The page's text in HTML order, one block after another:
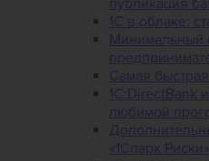
1С в облаке:
Минимальный
Самая
1С:DirectBank
любимой
«1Спарк